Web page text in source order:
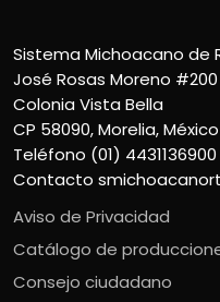
Sistema Michoacano de
José Rosas Moreno #200
Colonia Vista Bella
CP 58090, Morelia, México
Teléfono (01) 4431136900
Contacto
Aviso de Privacidad
Catálogo de
Consejo ciudadano